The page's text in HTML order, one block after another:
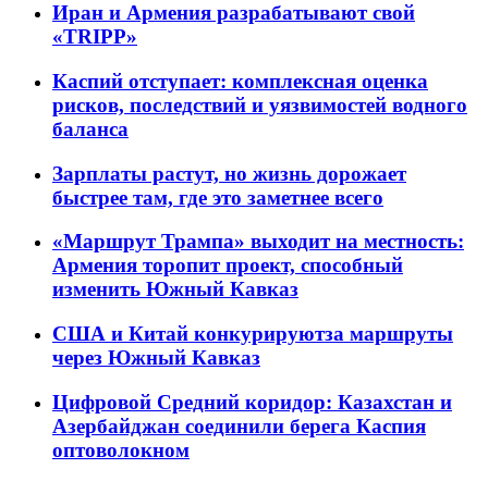
Иран и Армения разрабатывают свой
«TRIPP»
Каспий отступает: комплексная оценка
рисков, последствий и уязвимостей водного
баланса
Зарплаты растут, но жизнь дорожает
быстрее там, где это заметнее всего
«Маршрут Трампа» выходит на местность:
Армения торопит проект, способный
изменить Южный Кавказ
США и Китай конкурируютза маршруты
через Южный Кавказ
Цифровой Средний коридор: Казахстан и
Азербайджан соединили берега Каспия
оптоволокном